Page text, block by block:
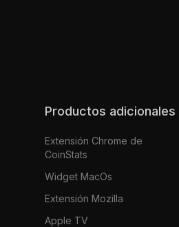
Productos adicionales
Extensión Chrome de
CoinStats
Widget MacOs
Extensión Mozilla
Apple TV